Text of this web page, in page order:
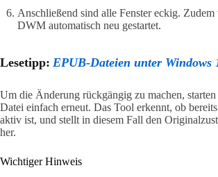
Anschließend sind alle Fenster eckig.
DWM automatisch neu gestartet.
Lesetipp: EPUB-Dateien unter Windows
Um die Änderung rückgängig zu machen, starten
Datei einfach erneut. Das Tool erkennt, ob
aktiv ist, und stellt in diesem Fall den
her.
Wichtiger Hinweis